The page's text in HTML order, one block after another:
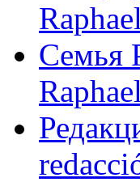
Семья